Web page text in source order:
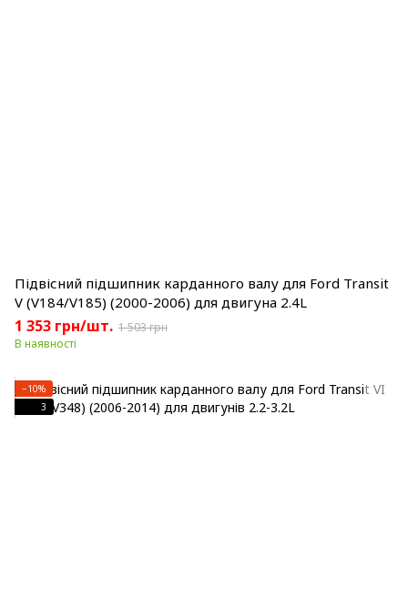
Підвісний підшипник карданного валу для Ford Transit
V (V184/V185) (2000-2006) для двигуна 2.4L
1 353 грн/шт. 1 503 грн
В наявності
−10%
3